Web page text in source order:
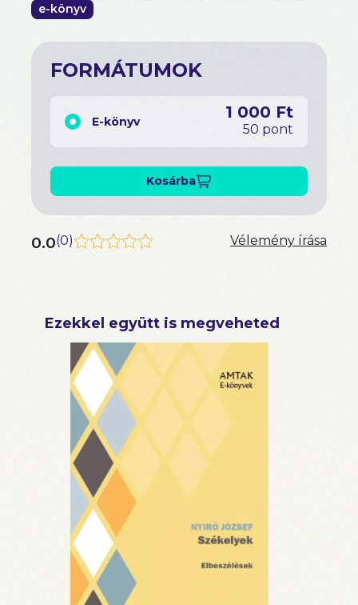
e-könyv
FORMÁTUMOK
E-könyv 1 000 Ft
50 pont
Kosárba
0.0(0) Vélemény írása
Ezekkel együtt is megveheted